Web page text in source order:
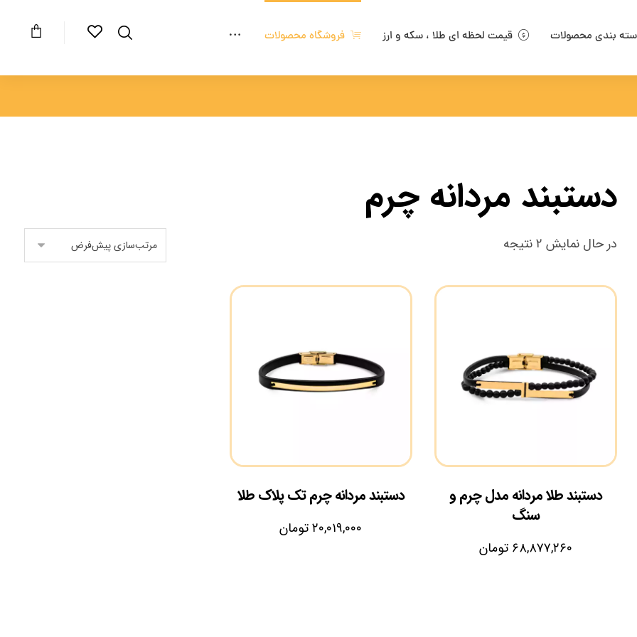
بندی محصولات قیمت لحظه ای طلا ، سکه و ارز فروشگاه محصولات
دستبند مردانه چرم
در حال نمایش ۲ نتیجه
دستبند طلا مردانه مدل چرم و
سنگ
۶۸,۸۷۷,۲۶۰ تومان
دستبند مردانه چرم تک پلاک طلا
۲۰,۰۱۹,۰۰۰تومان